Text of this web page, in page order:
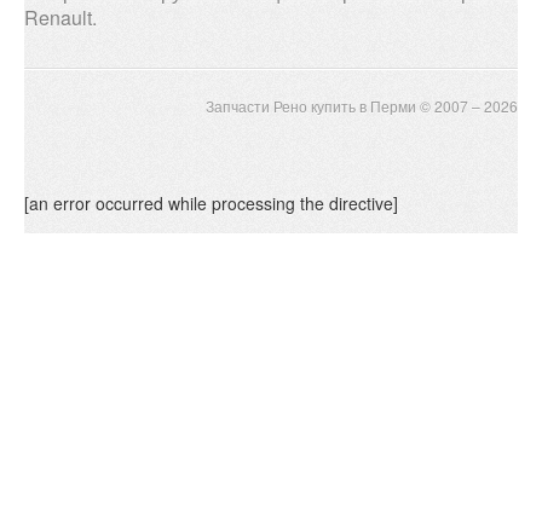
Renault.
Запчасти Рено купить в Перми © 2007 – 2026
[an error occurred while processing the directive]